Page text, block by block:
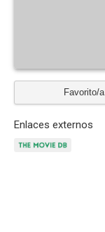
Favorito/a
Enlaces externos